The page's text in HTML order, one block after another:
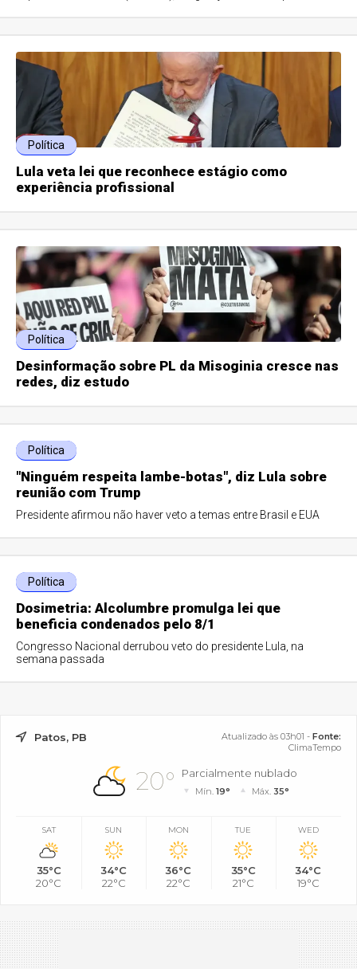
Política
Lula veta lei que reconhece estágio como
experiência profissional
Política
Desinformação sobre PL da Misoginia cresce nas
redes, diz estudo
Política
"Ninguém respeita lambe-botas", diz Lula sobre
reunião com Trump
Presidente afirmou não haver veto a temas entre Brasil e EUA
Política
Dosimetria: Alcolumbre promulga lei que
beneficia condenados pelo 8/1
Congresso Nacional derrubou veto do presidente Lula, na
semana passada
Patos, PB Atualizado às 03h01 - Fonte:
ClimaTempo
20° Parcialmente nublado
Mín.19° Máx. 35°
SAT
35°C
20°C
SUN
34°C
22°C
MON
36°C
22°C
TUE
35°C
21°C
WED
34°C
19°C